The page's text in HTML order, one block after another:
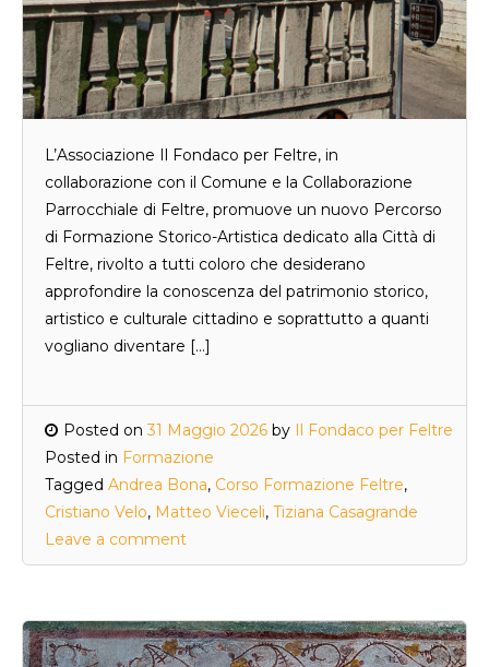
L’Associazione Il Fondaco per Feltre, in
collaborazione con il Comune e la Collaborazione
Parrocchiale di Feltre, promuove un nuovo Percorso
di Formazione Storico-Artistica dedicato alla Città di
Feltre, rivolto a tutti coloro che desiderano
approfondire la conoscenza del patrimonio storico,
artistico e culturale cittadino e soprattutto a quanti
vogliano diventare […]
Posted on31 Maggio 2026 by Il Fondaco per Feltre
Posted in Formazione
Tagged Andrea Bona, Corso Formazione Feltre,
Cristiano Velo, Matteo Vieceli, Tiziana Casagrande
Leave a comment